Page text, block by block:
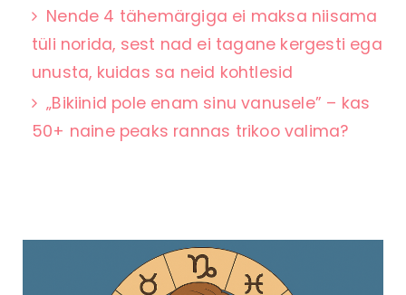
Nende 4 tähemärgiga ei maksa niisama
tüli norida, sest nad ei tagane kergesti ega
unusta, kuidas sa neid kohtlesid
„Bikiinid pole enam sinu vanusele” – kas
50+ naine peaks rannas trikoo valima?